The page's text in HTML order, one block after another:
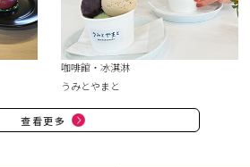
咖啡館・冰淇淋
うみとやまと
查看更多